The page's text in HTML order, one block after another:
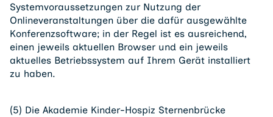
Systemvoraussetzungen zur Nutzung der
Onlineveranstaltungen über die dafür ausgewählte
Konferenzsoftware; in der Regel ist es ausreichend,
einen jeweils aktuellen Browser und ein jeweils
aktuelles Betriebssystem auf Ihrem Gerät installiert
zu haben.
(5) Die Akademie Kinder-Hospiz Sternenbrücke